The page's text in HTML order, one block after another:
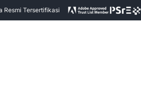
Resmi Tersertifikasi